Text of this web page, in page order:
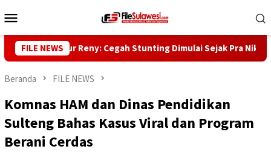
ke
Mobile
FILE NEWS
Gubernur Reny: Cegah Stunting Dimulai Sejak Pra Nikah
Beranda FILE NEWS
Komnas HAM dan Dinas Pendidikan
Sulteng Bahas Kasus Viral dan Program
Berani Cerdas